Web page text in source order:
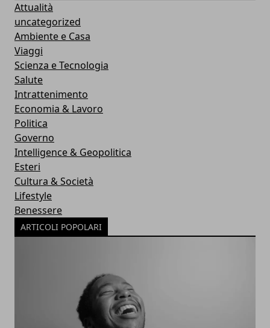
Attualità
uncategorized
Ambiente e Casa
Viaggi
Scienza e Tecnologia
Salute
Intrattenimento
Economia & Lavoro
Politica
Governo
Intelligence & Geopolitica
Esteri
Cultura & Società
Lifestyle
Benessere
ARTICOLI POPOLARI